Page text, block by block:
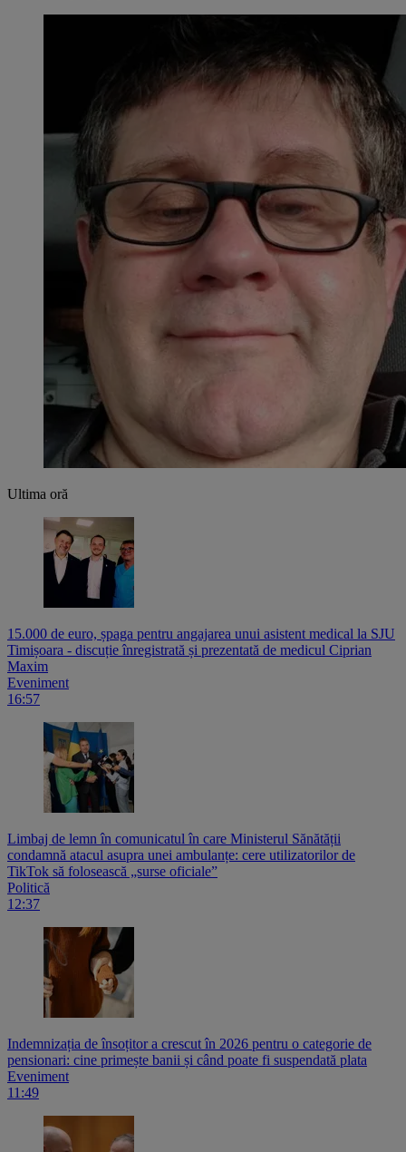
Ultima oră
15.000 de euro, șpaga pentru angajarea unui asistent medical la SJU
Timișoara - discuție înregistrată și prezentată de medicul Ciprian
Maxim
Eveniment
16:57
Limbaj de lemn în comunicatul în care Ministerul Sănătății
condamnă atacul asupra unei ambulanțe: cere utilizatorilor de
TikTok să folosească „surse oficiale”
Politică
12:37
Indemnizația de însoțitor a crescut în 2026 pentru o categorie de
pensionari: cine primește banii și când poate fi suspendată plata
Eveniment
11:49